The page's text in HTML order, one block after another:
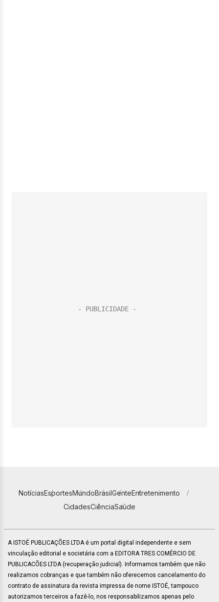
NotíciasEsportesMundoBrasilGenteEntretenimento
CidadesCiênciaSaúde
A ISTOÉ PUBLICAÇÕES LTDA é um portal digital independente e sem
vinculação editorial e societária com a EDITORA TRES COMÉRCIO DE
PUBLICACÕES LTDA (recuperação judicial). Informamos também que não
realizamos cobranças e que também não oferecemos cancelamento do
contrato de assinatura da revista impressa de nome ISTOÉ, tampouco
autorizamos terceiros a fazê-lo, nos responsabilizamos apenas pelo